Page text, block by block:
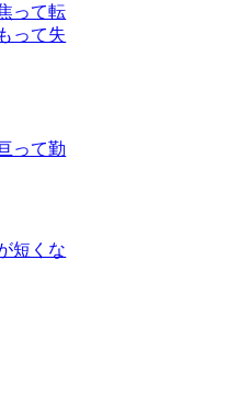
って転
って失
って勤
短くな